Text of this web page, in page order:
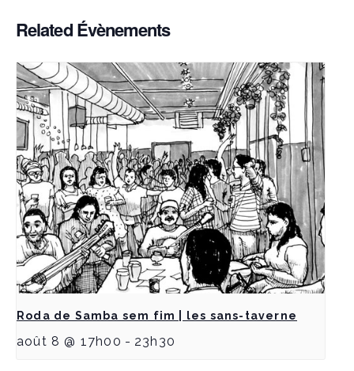
Related Évènements
Roda de Samba sem fim | les sans-taverne
août 8 @ 17h00 - 23h30